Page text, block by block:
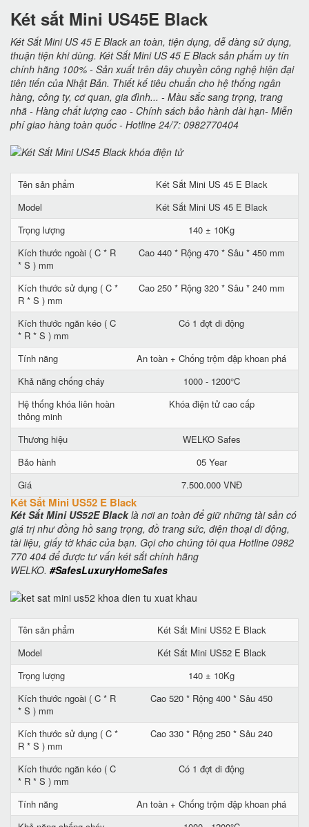
Két sắt Mini US45E Black
Két Sắt Mini US 45 E Black an toàn, tiện dụng, dễ dàng sử dụng,
thuận tiện khi dùng. Két Sắt Mini US 45 E Black sản phẩm uy tín
chính hãng 100% - Sản xuất trên dây chuyền công nghệ hiện đại
tiên tiến của Nhật Bản. Thiết kế tiêu chuẩn cho hệ thống ngân
hàng, công ty, cơ quan, gia đình... - Màu sắc sang trọng, trang
nhã - Hàng chất lượng cao - Chính sách bảo hành dài hạn- Miễn
phí giao hàng toàn quốc - Hotline 24/7: 0982770404
Tên sản phẩm
Két Sắt Mini US 45 E Black
Model
Két Sắt Mini US 45 E Black
Trọng lượng
140 ± 10Kg
Kích thước ngoài ( C * R
* S ) mm
Cao 440 * Rộng 470 * Sâu * 450 mm
Kích thước sử dụng ( C *
R * S ) mm
Cao 250 * Rộng 320 * Sâu * 240 mm
Kích thước ngăn kéo ( C
* R * S ) mm
Có 1 đợt di động
Tính năng
An toàn + Chống trộm đập khoan phá
Khả năng chống cháy
1000 - 1200°C
Hệ thống khóa liên hoàn
thông minh
Khóa điện tử cao cấp
Thương hiệu
WELKO Safes
Bảo hành
05 Year
Giá
7.500.000 VNĐ
Két Sắt Mini US52 E Black
Két Sắt Mini US52E Blacklà nơi an toàn để giữ những tài sản có
giá trị như đồng hồ sang trọng, đồ trang sức, điện thoại di động,
tài liệu, giấy tờ khác của bạn. Gọi cho chúng tôi qua Hotline 0982
770 404 để được tư vấn két sắt chính hãng
WELKO. #SafesLuxuryHomeSafes
Tên sản phẩm
Két Sắt Mini US52 E Black
Model
Két Sắt Mini US52 E Black
Trọng lượng
140 ± 10Kg
Kích thước ngoài ( C * R
* S ) mm
Cao 520 * Rộng 400 * Sâu 450
Kích thước sử dụng ( C *
R * S ) mm
Cao 330 * Rộng 250 * Sâu 240
Kích thước ngăn kéo ( C
* R * S ) mm
Có 1 đợt di động
Tính năng
An toàn + Chống trộm đập khoan phá